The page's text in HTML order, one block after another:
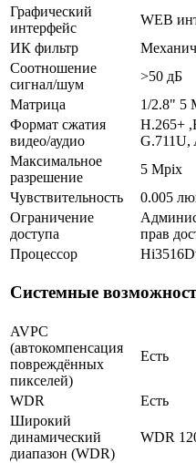
Графический
интерфейс
WEB
ИК фильтр
Соотношение
сигнал/шум
>50 дБ
Матрица
1/2.8" 5
Формат сжатия
видео/аудио
H.265+
G.711U,
Максимальное
разрешение
5 Mpix
Чувствительность
0.005
Ограничение
доступа
прав
Процессор
Системные
AVPC
(автокомпенсация
повреждённых
пикселей)
Есть
WDR
Есть
Широкий
динамический
диапазон (WDR)
WDR